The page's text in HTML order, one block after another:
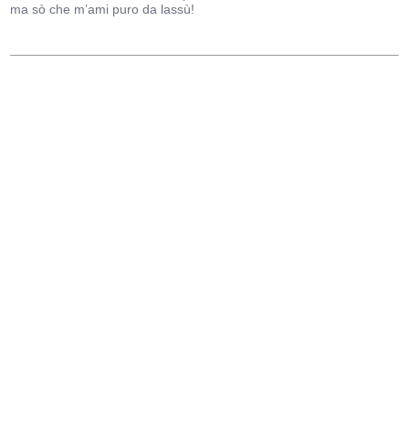
ma sò che m’ami puro da lassù!